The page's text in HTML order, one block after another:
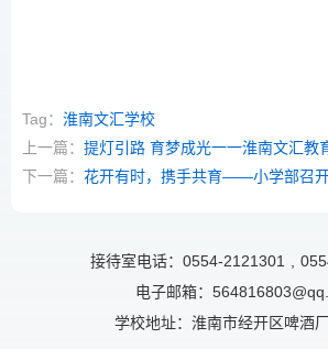
Tag： 淮南文汇学校
上一篇： 提灯引路 育梦成光一一淮南文汇教
下一篇： 花开有时，携手共育——小学部召
接待室电话：0554-2121301
电子邮箱：
学校地址：淮南市经开区啤酒